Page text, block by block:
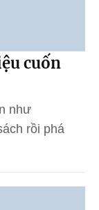
cuốn
như
rồi phá